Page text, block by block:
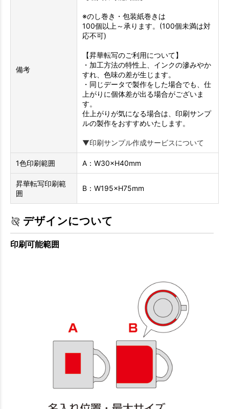
備考
※のし巻き・包装紙巻きは
100個以上～承ります。(100個未満は対
応不可)
【昇華転写のご利用について】
・加工方法の特性上、インクの滲みやか
すれ、色味の差が生じます。
・同じデータで製作をした場合でも、仕
上がりに個体差が出る場合がございま
す。
仕上がりが気になる場合は、印刷サンプ
ルの製作をおすすめいたします。
▼印刷サンプル作成サービスについて
1色印刷範囲 A：W30×H40mm
昇華転写印刷範
囲
B：W195×H75mm
デザインについて
印刷可能範囲